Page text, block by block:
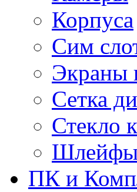
Корпуса
Сим
Экраны
Сетка
Стекло
Шлейфы
ПК и